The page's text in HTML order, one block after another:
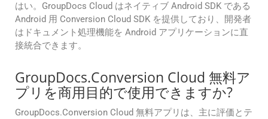
はい。GroupDocs Cloud はネイティブ Android SDK である
Android 用 Conversion Cloud SDK を提供しており、開発者
はドキュメント処理機能を Android アプリケーションに直
接統合できます。
GroupDocs.Conversion Cloud 無料ア
プリを商用目的で使用できますか?
GroupDocs.Conversion Cloud 無料アプリは、主に評価とテ